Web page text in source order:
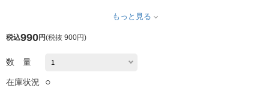
もっと見る
税込990円(税抜 900円)
数 量
在庫状況 ○